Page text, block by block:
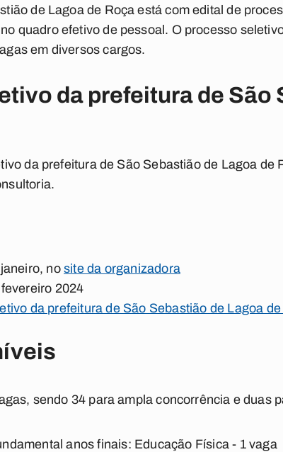
de Lagoa de Roça está com edital de
quadro efetivo de pessoal. O processo
em diversos cargos.
da prefeitura de São
da prefeitura de São Sebastião de Lagoa de
no site da organizadora
2024
da prefeitura de São Sebastião de Lagoa
sendo 34 para ampla concorrência e duas
anos finais: Educação Física - 1 vaga